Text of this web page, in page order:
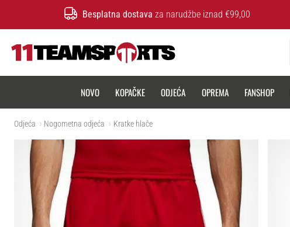
Besplatna dostava za narudžbe iznad €99,00
NOVO KOPAČKE ODJEĆA OPREMA FANSHOP
Odjeća Nogometna odjeća Kratke hlače